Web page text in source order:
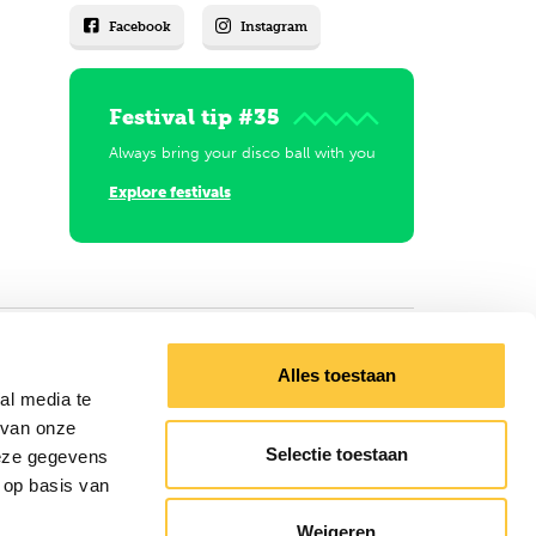
media te
onze
gegevens
basis van
Alles toestaan
Selectie toestaan
Weigeren
Facebook Instagram
Festival tip #35
Always bring your disco ball with you
Explore festivals